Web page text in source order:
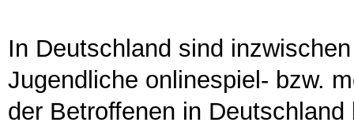
In Deutschland sind
Jugendliche onlinespiel- bzw.
der Betroffenen in